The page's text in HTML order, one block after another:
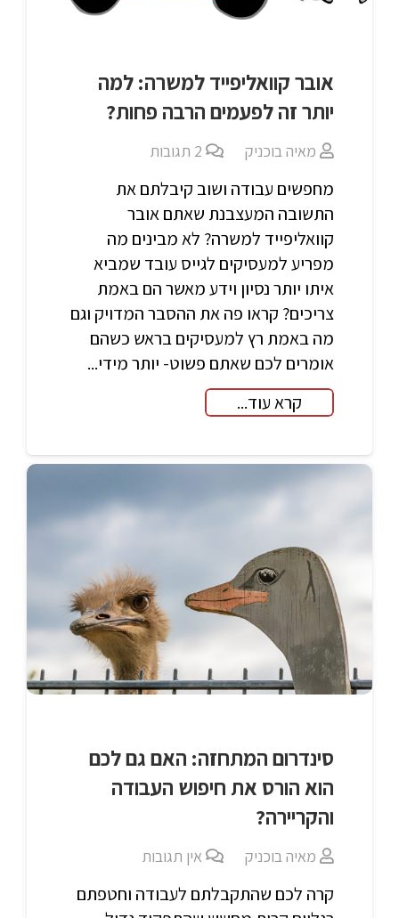
אובר קוואליפייד למשרה: למה
יותר זה לפעמים הרבה פחות?
מאיה בוכניק 2 תגובות
מחפשים עבודה ושוב קיבלתם את
התשובה המעצבנת שאתם אובר
קוואליפייד למשרה? לא מבינים מה
מפריע למעסיקים לגייס עובד שמביא
איתו יותר נסיון וידע מאשר הם באמת
צריכים? קראו פה את ההסבר המדויק וגם
מה באמת רץ למעסיקים בראש כשהם
אומרים לכם שאתם פשוט- יותר מידי...
קרא עוד...
סינדרום המתחזה: האם גם לכם
הוא הורס את חיפוש העבודה
והקריירה?
מאיה בוכניק אין תגובות
קרה לכם שהתקבלתם לעבודה וחטפתם